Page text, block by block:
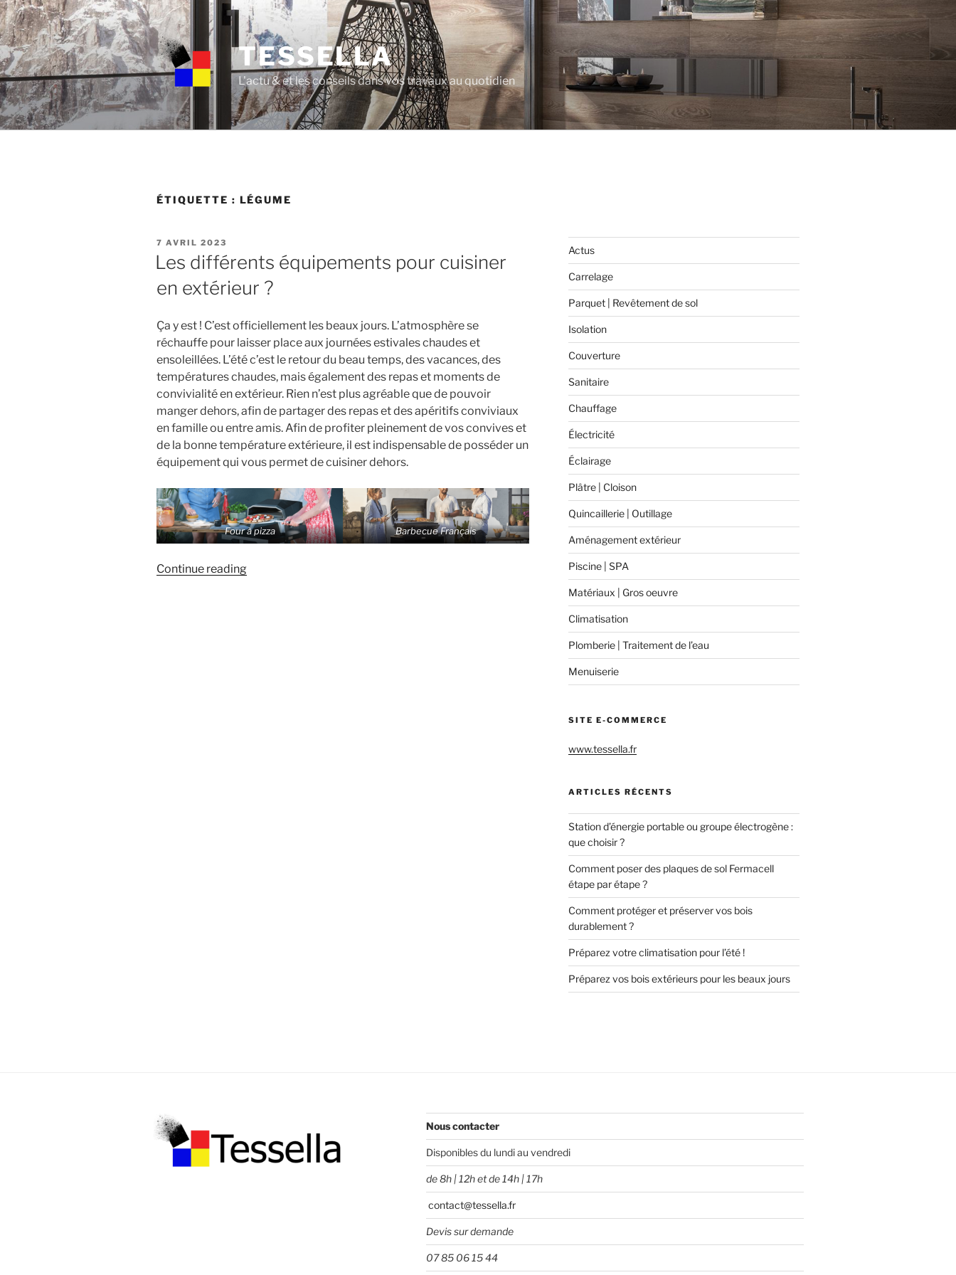
Skip
to
content
TESSELLA
L'actu & et les conseils dans vos travaux au quotidien
ÉTIQUETTE : LÉGUME
POSTED
ON
7 AVRIL 2023
Les différents équipements pour cuisiner
en extérieur ?
Ça y est ! C’est officiellement les beaux jours. L’atmosphère se
réchauffe pour laisser place aux journées estivales chaudes et
ensoleillées. L’été c’est le retour du beau temps, des vacances, des
températures chaudes, mais également des repas et moments de
convivialité en extérieur. Rien n’est plus agréable que de pouvoir
manger dehors, afin de partager des repas et des apéritifs conviviaux
en famille ou entre amis. Afin de profiter pleinement de vos convives et
de la bonne température extérieure, il est indispensable de posséder un
équipement qui vous permet de cuisiner dehors.
Four à pizza Barbecue Français
Continue reading« Les
Actus
Carrelage
Parquet | Revêtement de sol
Isolation
Couverture
Sanitaire
Chauffage
Électricité
Éclairage
Plâtre | Cloison
Quincaillerie | Outillage
Aménagement extérieur
Piscine | SPA
Matériaux | Gros oeuvre
Climatisation
Plomberie | Traitement de l’eau
Menuiserie
SITE E-COMMERCE
www.tessella.fr
ARTICLES RÉCENTS
Station d’énergie portable ou groupe électrogène :
que choisir ?
Comment poser des plaques de sol Fermacell
étape par étape ?
Comment protéger et préserver vos bois
durablement ?
Préparez votre climatisation pour l’été !
Préparez vos bois extérieurs pour les beaux jours
Nous contacter
Disponibles du lundi au vendredi
de 8h | 12h et de 14h | 17h
contact@tessella.fr
Devis sur demande
07 85 06 15 44